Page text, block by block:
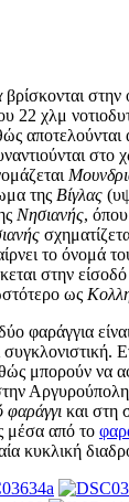
βρίσκονται στην
22 χλμ
στο
της Βίγλας
Νησιανής,
το όνομά
στην
ως
φαράγγια
μπορούν να
φαράγγι και στη
μέσα από το
κυκλική